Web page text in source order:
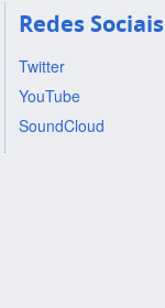
Redes Sociais
Twitter
YouTube
SoundCloud